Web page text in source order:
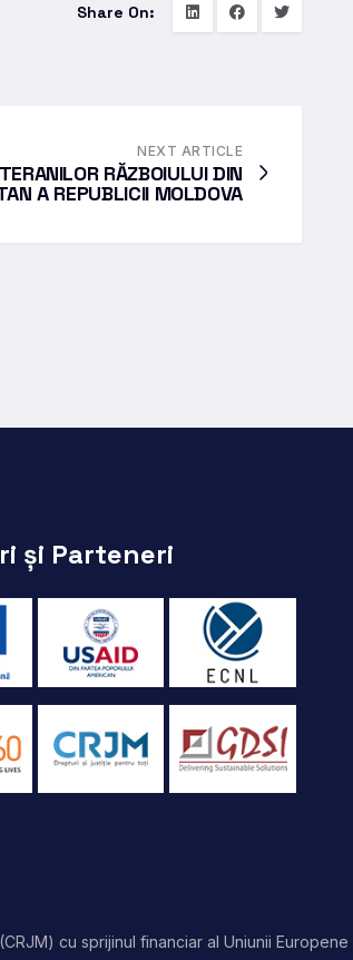
Share On:
NEXT ARTICLE
RĂZBOIULUI DIN
A REPUBLICII MOLDOVA
și Parteneri
cu sprijinul financiar al Uniunii